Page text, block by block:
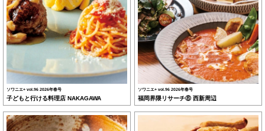
ソワニエ+ vol.96 2026年春号
子どもと行ける料理店 NAKAGAWA
ソワニエ+ vol.96 2026年春号
福岡界隈リサーチ⑧ 西新周辺